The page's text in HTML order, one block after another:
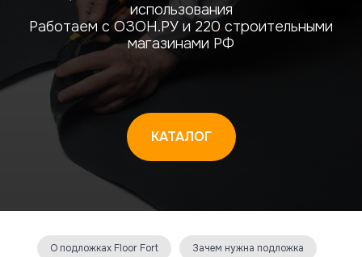
использования
Работаем с ОЗОН.РУ и 220 строительными
магазинами РФ
КАТАЛОГ
О подложках Floor Fort Зачем нужна подложка